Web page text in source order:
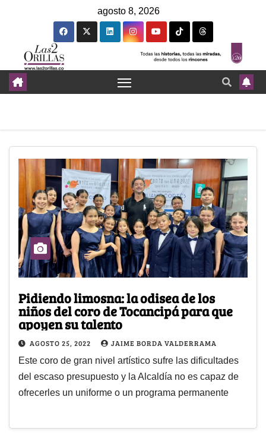
agosto 8, 2026
Pidiendo limosna: la odisea de los
niños del coro de Tocancipá para que
apoyen su talento
AGOSTO 25, 2022 JAIME BORDA VALDERRAMA
Este coro de gran nivel artístico sufre las dificultades
del escaso presupuesto y la Alcaldía no es capaz de
ofrecerles un uniforme o un programa permanente